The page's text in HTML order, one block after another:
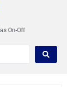
On-Off